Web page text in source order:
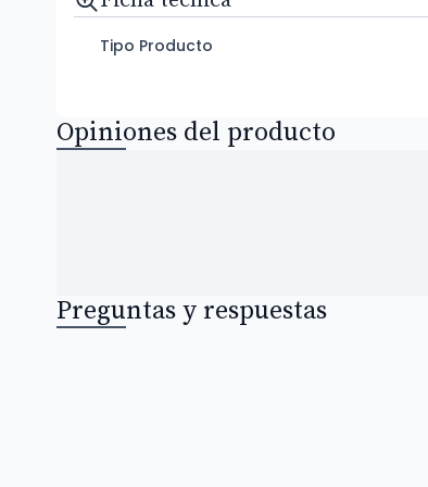
Tipo Producto
Opiniones del producto
Preguntas y respuestas